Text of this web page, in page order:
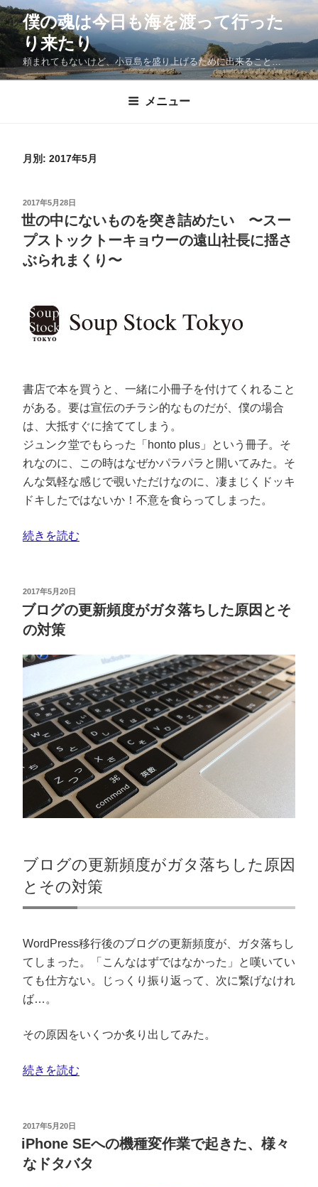
僕の魂は今日も海を渡って行った
り来たり
頼まれてもないけど、小豆島を盛り上げるために出来ること…
メニュー
月別: 2017年5月
2017年5月28日
世の中にないものを突き詰めたい 〜スー
プストックトーキョウーの遠山社長に揺さ
ぶられまくり〜
書店で本を買うと、一緒に小冊子を付けてくれること
がある。要は宣伝のチラシ的なものだが、僕の場合
は、大抵すぐに捨ててしまう。
ジュンク堂でもらった「honto plus」という冊子。そ
れなのに、この時はなぜかパラパラと開いてみた。そ
んな気軽な感じで覗いただけなのに、凄まじくドッキ
ドキしたではないか！不意を食らってしまった。
続きを読む
2017年5月20日
ブログの更新頻度がガタ落ちした原因とそ
の対策
ブログの更新頻度がガタ落ちした原因
とその対策
WordPress移行後のブログの更新頻度が、ガタ落ちし
てしまった。「こんなはずではなかった」と嘆いてい
ても仕方ない。じっくり振り返って、次に繋げなけれ
ば…。
その原因をいくつか炙り出してみた。
続きを読む
2017年5月20日
iPhone SEへの機種変作業で起きた、様々
なドタバタ